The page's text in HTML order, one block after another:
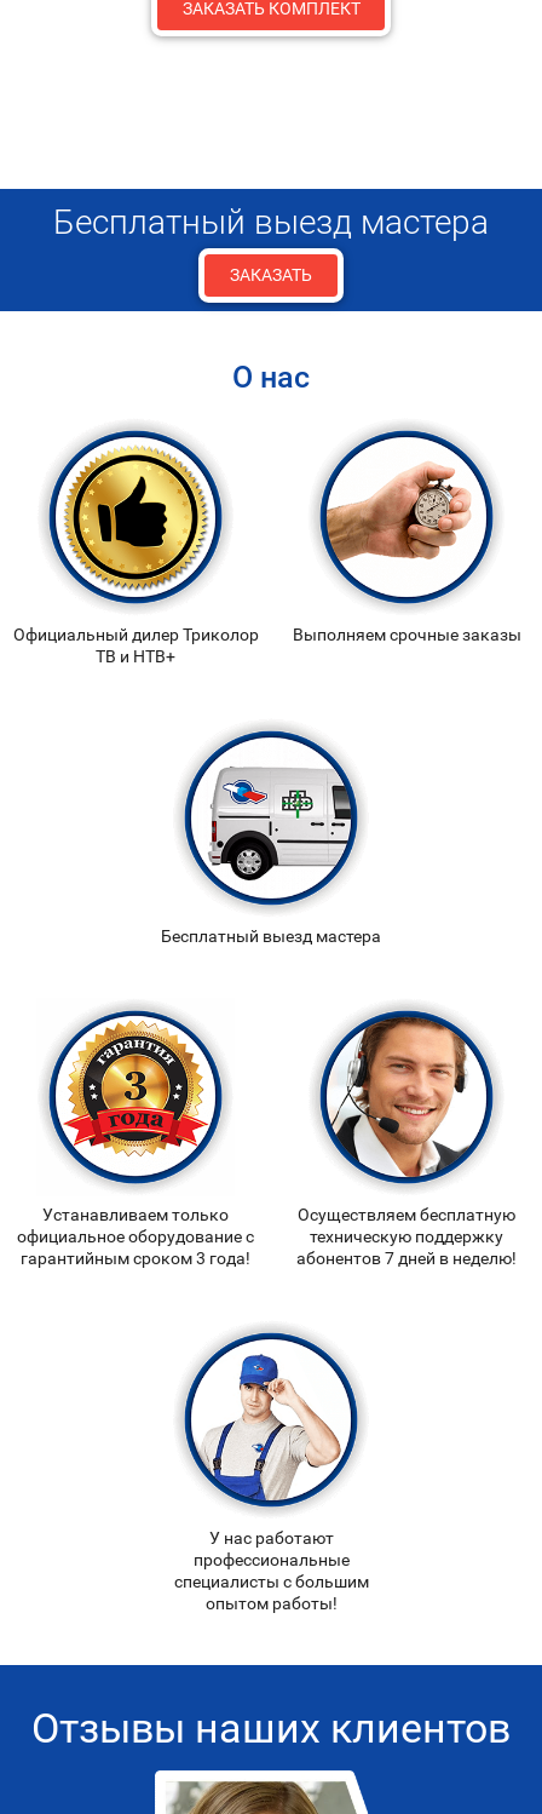
ЗАКАЗАТЬ КОМПЛЕКТ
Бесплатный выезд мастера
ЗАКАЗАТЬ
О нас
Официальный дилер Триколор
ТВ и НТВ+
Выполняем срочные заказы
Бесплатный выезд мастера
Устанавливаем только
официальное оборудование с
гарантийным сроком 3 года!
Осуществляем бесплатную
техническую поддержку
абонентов 7 дней в неделю!
У нас работают
профессиональные
специалисты с большим
опытом работы!
Отзывы наших клиентов